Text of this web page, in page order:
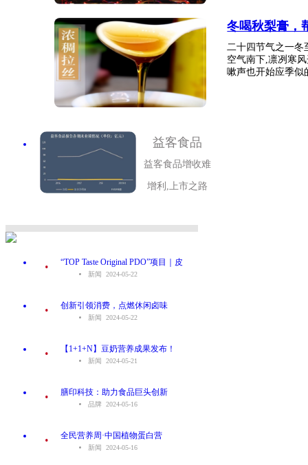
冬喝秋梨膏，
二十四节气之一
空气南下,凛冽寒
嗽声也开始应季似
益客食品
益客食品增收难
增利,上市之路
. “TOP Taste Original PDO”项目｜皮
新闻 2024-05-22
. 创新引领消费，点燃休闲卤味
新闻 2024-05-22
. 【1+1+N】豆奶营养成果发布！
新闻 2024-05-21
. 膳印科技：助力食品巨头创新
品牌 2024-05-16
. 全民营养周·中国植物蛋白营
新闻 2024-05-16